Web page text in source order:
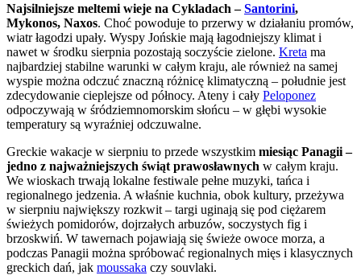
Najsilniejsze meltemi wieje na Cykladach –Santorini,
Mykonos, Naxos. Choć powoduje to przerwy w działaniu promów,
wiatr łagodzi upały. Wyspy Jońskie mają łagodniejszy klimat i
nawet w środku sierpnia pozostają soczyście zielone. Kreta ma
najbardziej stabilne warunki w całym kraju, ale również na samej
wyspie można odczuć znaczną różnicę klimatyczną – południe jest
zdecydowanie cieplejsze od północy. Ateny i cały Peloponez
odpoczywają w śródziemnomorskim słońcu – w głębi wysokie
temperatury są wyraźniej odczuwalne.
Greckie wakacje w sierpniu to przede wszystkim miesiąc Panagii –
jedno z najważniejszych świąt prawosławnych w całym kraju.
We wioskach trwają lokalne festiwale pełne muzyki, tańca i
regionalnego jedzenia. A właśnie kuchnia, obok kultury, przeżywa
w sierpniu największy rozkwit – targi uginają się pod ciężarem
świeżych pomidorów, dojrzałych arbuzów, soczystych fig i
brzoskwiń. W tawernach pojawiają się świeże owoce morza, a
podczas Panagii można spróbować regionalnych mięs i klasycznych
greckich dań, jak moussaka czy souvlaki.